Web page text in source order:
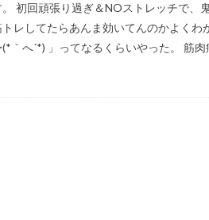
。 初回頑張り過ぎ＆NOストレッチで、
レしてたらあんま効いてんのかよく
(*｀へ´*) 」ってなるくらいやった。 筋